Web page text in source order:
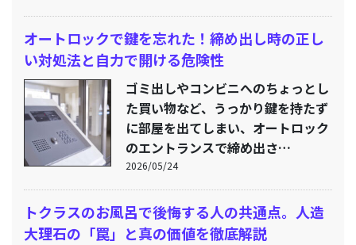
オートロックで鍵を忘れた！締め出し時の正し
い対処法と自力で開ける危険性
ゴミ出しやコンビニへのちょっとし
た買い物など、うっかり鍵を持たず
に部屋を出てしまい、オートロック
のエントランスで締め出さ…
2026/05/24
トクラスのお風呂で後悔する人の共通点。人造
大理石の「罠」と真の価値を徹底解説